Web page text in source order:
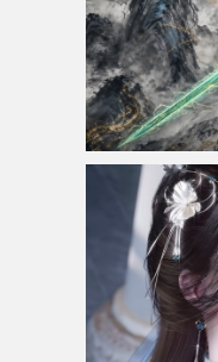
韩立水墨版4K